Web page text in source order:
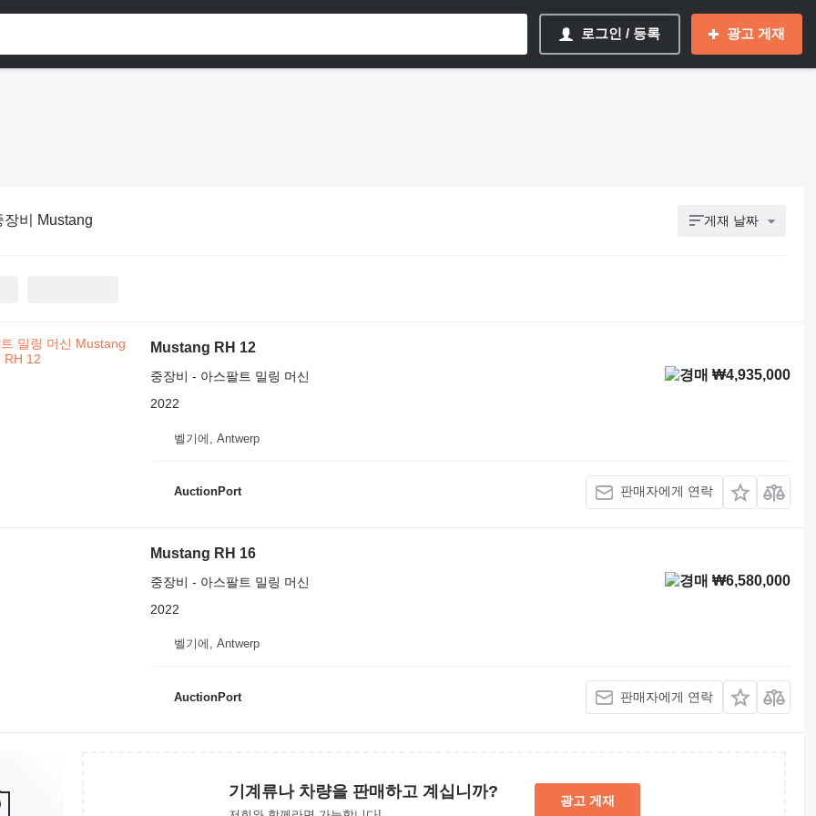
로그인 / 등록 광고 게재
장비 Mustang 게재 날짜
Mustang RH 12
₩4,935,000
중장비 - 아스팔트 밀링 머신
2022
벨기에, Antwerp
AuctionPort 판매자에게 연락
Mustang RH 16
₩6,580,000
중장비 - 아스팔트 밀링 머신
2022
벨기에, Antwerp
AuctionPort 판매자에게 연락
기계류나 차량을 판매하고 계십니까?
광고 게재